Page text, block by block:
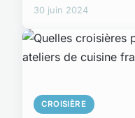
30 juin 2024
CROISIÈRE